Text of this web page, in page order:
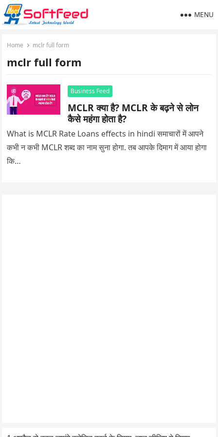
MENU
Home mclr full form
mclr full form
Business Feed
MCLR क्या है? MCLR के बढ़ने से लोन
कैसे महंगा होता है?
What is MCLR Rate Loans effects in hindi समाचारों में आपने
कभी न कभी MCLR शब्द का नाम सुना होगा. तब आपके दिमाग में आया होगा
कि…